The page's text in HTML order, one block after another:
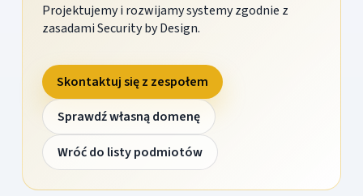
Projektujemy i rozwijamy systemy zgodnie z
zasadami Security by Design.
Skontaktuj się z zespołem
Sprawdź własną domenę
Wróć do listy podmiotów